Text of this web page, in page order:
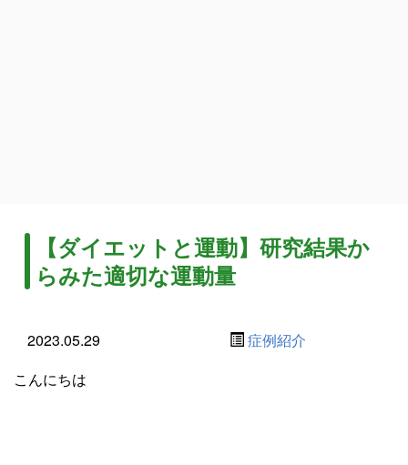
【ダイエットと運動】研究結果か
らみた適切な運動量
2023.05.29
症例紹介
こんにちは